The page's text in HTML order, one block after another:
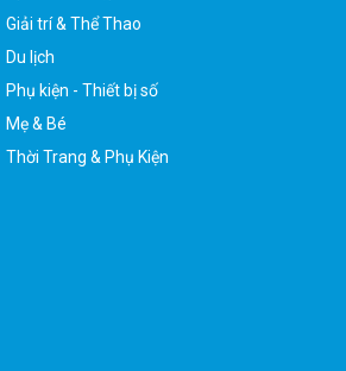
Giải trí & Thể Thao
Phụ kiện - Thiết bị số